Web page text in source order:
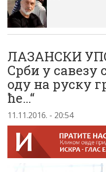
ЛАЗАНСКИ
Срби у савезу
оду на руску
ће…“
11.11.2016. - 20:54